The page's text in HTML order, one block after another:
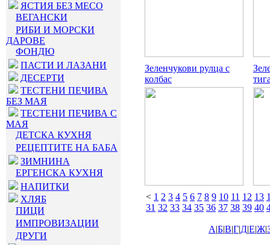
ЯСТИЯ БЕЗ МЕСО
ВЕГАНСКИ
РИБИ И МОРСКИ
ДАРОВЕ
ФОНДЮ
ПАСТИ И ЛАЗАНИ
ДЕСЕРТИ
ТЕСТЕНИ ПЕЧИВА
БЕЗ МАЯ
ТЕСТЕНИ ПЕЧИВА С
МАЯ
ДЕТСКА КУХНЯ
РЕЦЕПТИТЕ НА БАБА
ЗИМНИНА
ЕРГЕНСКА КУХНЯ
НАПИТКИ
ХЛЯБ
ПИЦИ
ИМПРОВИЗАЦИИ
ДРУГИ
Зеленчукови рулца с
колбас
< 1 2 3 4 5 6 7 8 9 10 11 12 13
31 32 33 34 35 36 37 38 39 40
А|Б|В|Г|Д|Е|Ж|